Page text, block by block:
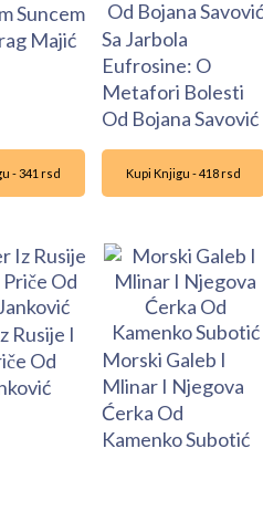
Suncem
Majić
Sa Jarbola
Eufrosine: O
Metafori Bolesti
Od Bojana Savović
- 341 rsd
Rusije I
Od
Kupi Knjigu - 418 rsd
Morski Galeb I
Mlinar I Njegova
Ćerka Od
Kamenko Subotić